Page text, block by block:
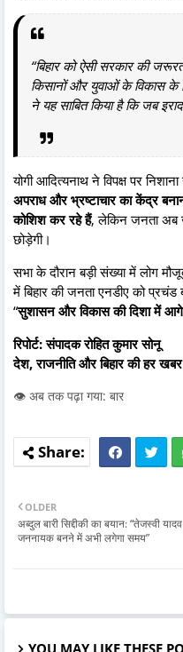
“बिहार को ऐसी सरकार की
किसानों और युवाओं के विकास के
ने यह साबित किया है कि जब
योगी आदित्यनाथ ने विपक्ष पर
अपराध और भ्रष्टाचार का केंद्र
कोशिश कर रहे हैं, लेकिन जनता अब
छोड़ेगी।
सभा के दौरान बड़ी संख्या में लोग
में बिहार की जनता एनडीए को
“सुशासन और विकास की दिशा में आगे
रिपोर्ट: संपादक रोहित कुमार सोनू
देश, राजनीति और बिहार की हर
👁️ अब तक पढ़ा गया: बार
OLDER
अब्दुल बारी सिद्दीकी का बयान: “तेजस्वी
जननायक बनने में अभी लगेगा समय”
YOU MAY LIKE THESE